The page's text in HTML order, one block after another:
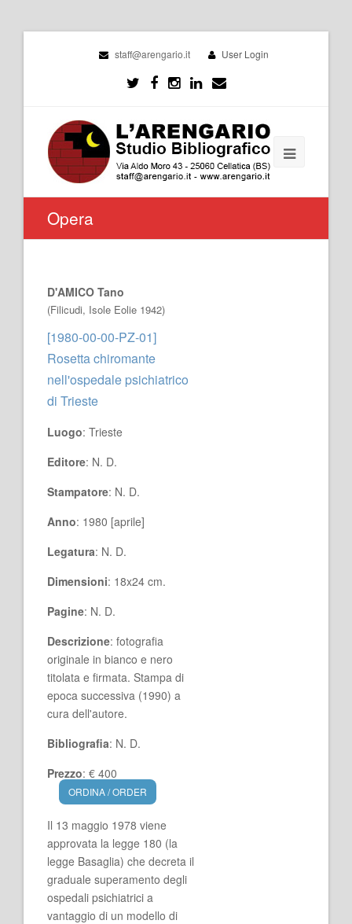
staff@arengario.it User Login
Opera
D'AMICO Tano
(Filicudi, Isole Eolie 1942)
[1980-00-00-PZ-01]
Rosetta chiromante
nell'ospedale psichiatrico
di Trieste
Luogo: Trieste
Editore: N. D.
Stampatore: N. D.
Anno: 1980 [aprile]
Legatura: N. D.
Dimensioni: 18x24 cm.
Pagine: N. D.
Descrizione: fotografia
originale in bianco e nero
titolata e firmata. Stampa di
epoca successiva (1990) a
cura dell'autore.
Bibliografia: N. D.
Prezzo: € 400
ORDINA / ORDER
Il 13 maggio 1978 viene
approvata la legge 180 (la
legge Basaglia) che decreta il
graduale superamento degli
ospedali psichiatrici a
vantaggio di un modello di